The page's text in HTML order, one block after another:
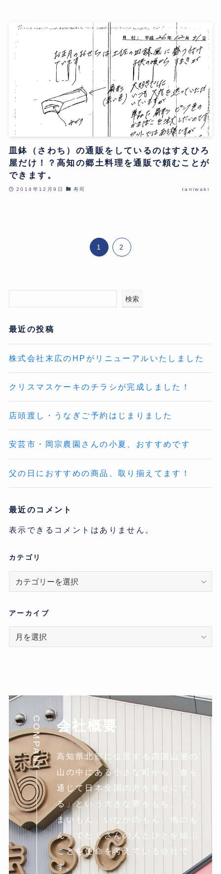
皿鉢（さわち）の通販をしているのはすえひろ
屋だけ！？高知の郷土料理を通販で頼むことが
できます。
2014年12月9日 寿司 taniwaki
1 2
検索
最近の投稿
株式会社末広のHPがリニューアルいたしました
クリスマスケーキのチラシが完成しました！
店頭渡し・うなぎご予約はじまりました
安芸市・岡宗農園さんの小夏、おすすめです
父の日におすすめの商品、取り揃えてます！
最近のコメント
表示できるコメントはありません。
カテゴリ
リ
アーカイブ
ア
COMPANY 会社概要
高知県北部に位置する四国山脈の
山の中にある小さな町から「食を
通じて日本全国の方を幸せにす
る」という大きな夢をもち、「う
まいもん、いなかのもん、地のも
ん」でたくさんの人とひとを結ぶ
ことを使命を考えている会社で
す。